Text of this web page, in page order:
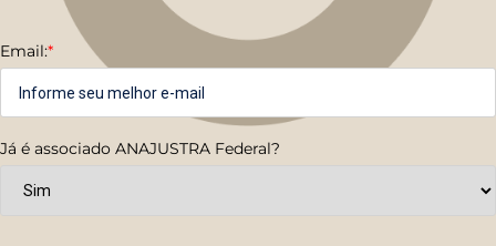
Email:*
Já é associado ANAJUSTRA Federal?